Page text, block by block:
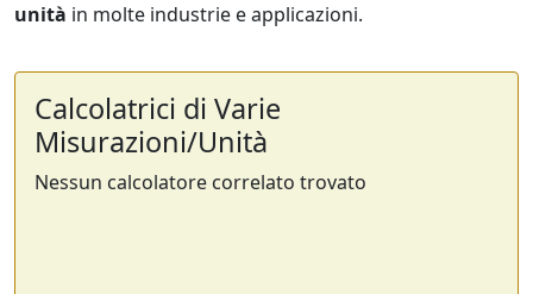
unità in molte industrie e applicazioni.
Calcolatrici di Varie
Misurazioni/Unità
Nessun calcolatore correlato trovato